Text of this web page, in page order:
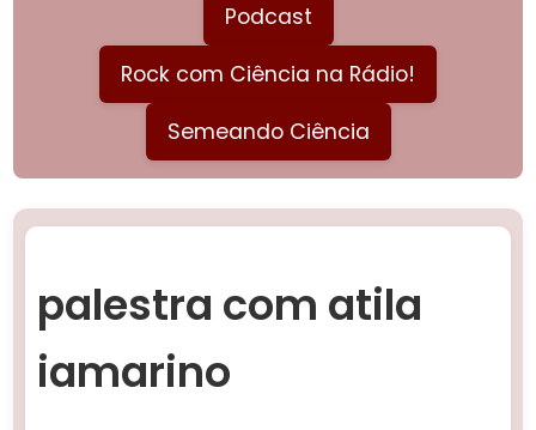
Podcast
Rock com Ciência na Rádio!
Semeando Ciência
palestra com atila
iamarino